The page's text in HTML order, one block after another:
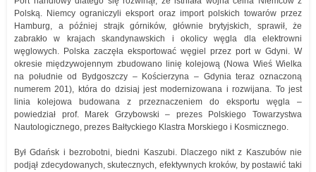
Polską. Niemcy ograniczyli eksport oraz import polskich towarów przez
Hamburg, a później strajk górników, głównie brytyjskich, sprawił, że
zabrakło w krajach skandynawskich i okolicy węgla dla elektrowni
węglowych. Polska zaczęła eksportować węgiel przez port w Gdyni. W
okresie międzywojennym zbudowano linię kolejową (Nowa Wieś Wielka
na południe od Bydgoszczy – Kościerzyna – Gdynia teraz oznaczoną
numerem 201), która do dzisiaj jest modernizowana i rozwijana. To jest
linia kolejowa budowana z przeznaczeniem do eksportu węgla –
powiedział prof. Marek Grzybowski – prezes Polskiego Towarzystwa
Nautologicznego, prezes Bałtyckiego Klastra Morskiego i Kosmicznego.
Był Gdańsk i bezrobotni, biedni Kaszubi. Dlaczego nikt z Kaszubów nie
podjął zdecydowanych, skutecznych, efektywnych kroków, by postawić taki